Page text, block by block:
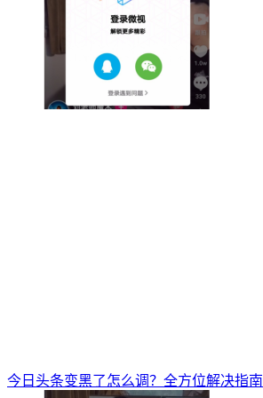
今日头条变黑了怎么调？全方位解决指南